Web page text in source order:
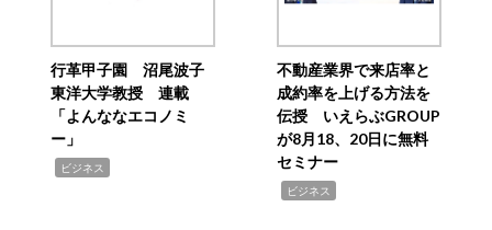
行革甲子園 沼尾波子
東洋大学教授 連載
「よんななエコノミ
ー」
ビジネス
不動産業界で来店率と
成約率を上げる方法を
伝授 いえらぶGROUP
が8月18、20日に無料
セミナー
ビジネス